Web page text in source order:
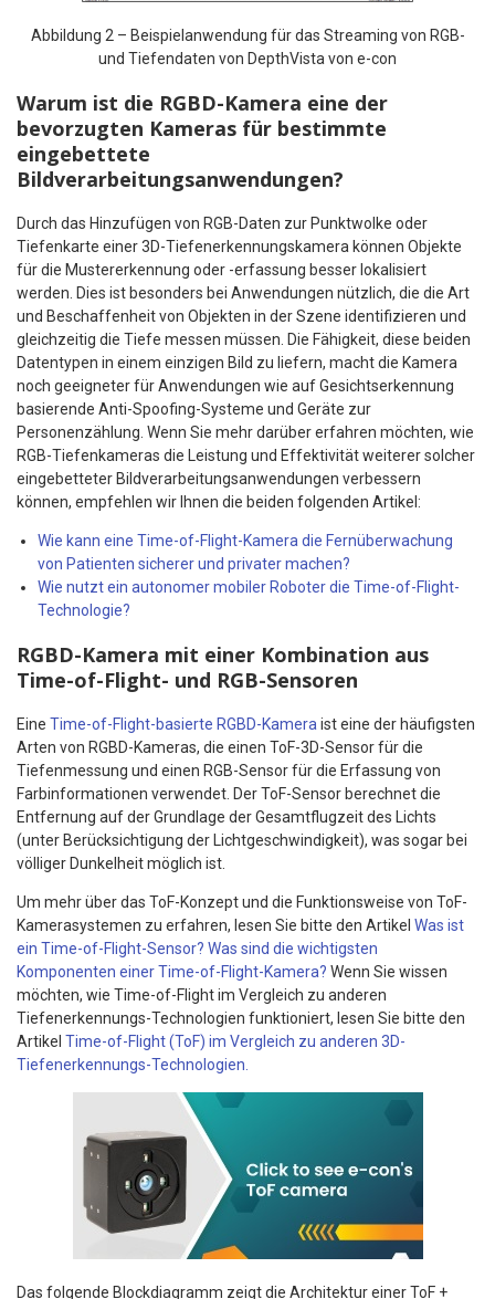
Abbildung 2 – Beispielanwendung für das Streaming von RGB-
und Tiefendaten von DepthVista von e-con
Warum ist die RGBD-Kamera eine der
bevorzugten Kameras für bestimmte
eingebettete
Bildverarbeitungsanwendungen?
Durch das Hinzufügen von RGB-Daten zur Punktwolke oder
Tiefenkarte einer 3D-Tiefenerkennungskamera können Objekte
für die Mustererkennung oder -erfassung besser lokalisiert
werden. Dies ist besonders bei Anwendungen nützlich, die die Art
und Beschaffenheit von Objekten in der Szene identifizieren und
gleichzeitig die Tiefe messen müssen. Die Fähigkeit, diese beiden
Datentypen in einem einzigen Bild zu liefern, macht die Kamera
noch geeigneter für Anwendungen wie auf Gesichtserkennung
basierende Anti-Spoofing-Systeme und Geräte zur
Personenzählung. Wenn Sie mehr darüber erfahren möchten, wie
RGB-Tiefenkameras die Leistung und Effektivität weiterer solcher
eingebetteter Bildverarbeitungsanwendungen verbessern
können, empfehlen wir Ihnen die beiden folgenden Artikel:
Wie kann eine Time-of-Flight-Kamera die Fernüberwachung
von Patienten sicherer und privater machen?
Wie nutzt ein autonomer mobiler Roboter die Time-of-Flight-
Technologie?
RGBD-Kamera mit einer Kombination aus
Time-of-Flight- und RGB-Sensoren
Eine Time-of-Flight-basierte RGBD-Kamera ist eine der häufigsten
Arten von RGBD-Kameras, die einen ToF-3D-Sensor für die
Tiefenmessung und einen RGB-Sensor für die Erfassung von
Farbinformationen verwendet. Der ToF-Sensor berechnet die
Entfernung auf der Grundlage der Gesamtflugzeit des Lichts
(unter Berücksichtigung der Lichtgeschwindigkeit), was sogar bei
völliger Dunkelheit möglich ist.
Um mehr über das ToF-Konzept und die Funktionsweise von ToF-
Kamerasystemen zu erfahren, lesen Sie bitte den Artikel Was ist
ein Time-of-Flight-Sensor? Was sind die wichtigsten
Komponenten einer Time-of-Flight-Kamera? Wenn Sie wissen
möchten, wie Time-of-Flight im Vergleich zu anderen
Tiefenerkennungs-Technologien funktioniert, lesen Sie bitte den
Artikel Time-of-Flight (ToF) im Vergleich zu anderen 3D-
Tiefenerkennungs-Technologien.
Das folgende Blockdiagramm zeigt die Architektur einer ToF +